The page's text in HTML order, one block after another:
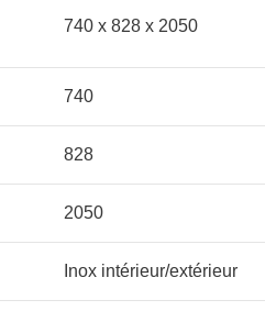
740 x 828 x 2050
740
828
2050
Inox intérieur/extérieur